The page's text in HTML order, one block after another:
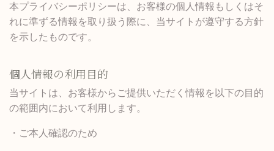
本プライバシーポリシーは、お客様の個人情報もしくはそ
れに準ずる情報を取り扱う際に、当サイトが遵守する方針
を示したものです。
個人情報の利用目的
当サイトは、お客様からご提供いただく情報を以下の目的
の範囲内において利用します。
・ご本人確認のため